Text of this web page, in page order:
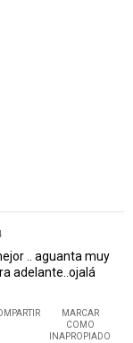
.. aguanta muy
adelante..ojalá
MARCAR
COMO
INAPROPIADO